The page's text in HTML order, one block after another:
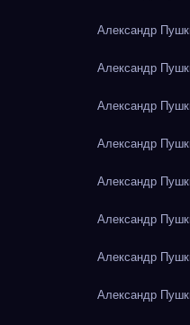
Александр
Александр
Александр
Александр
Александр
Александр
Александр
Александр